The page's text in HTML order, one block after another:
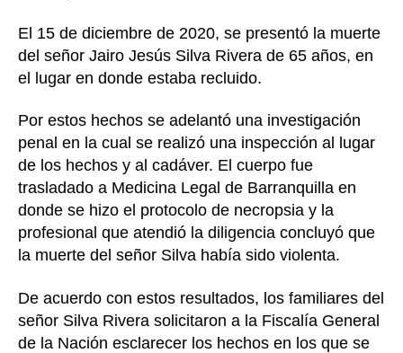
El 15 de diciembre de 2020, se presentó la muerte
del señor Jairo Jesús Silva Rivera de 65 años, en
el lugar en donde estaba recluido.
Por estos hechos se adelantó una investigación
penal en la cual se realizó una inspección al lugar
de los hechos y al cadáver. El cuerpo fue
trasladado a Medicina Legal de Barranquilla en
donde se hizo el protocolo de necropsia y la
profesional que atendió la diligencia concluyó que
la muerte del señor Silva había sido violenta.
De acuerdo con estos resultados, los familiares del
señor Silva Rivera solicitaron a la Fiscalía General
de la Nación esclarecer los hechos en los que se